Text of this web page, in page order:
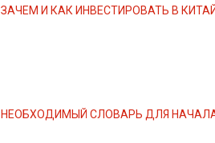
ЗАЧЕМ И КАК ИНВЕСТИРОВАТЬ В
НЕОБХОДИМЫЙ СЛОВАРЬ ДЛЯ